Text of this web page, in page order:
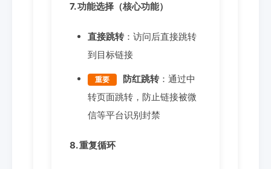
7. 功能选择（核心功能）
直接跳转：访问后直接跳转
到目标链接
重要 防红跳转：通过中
转页面跳转，防止链接被微
信等平台识别封禁
8. 重复循环